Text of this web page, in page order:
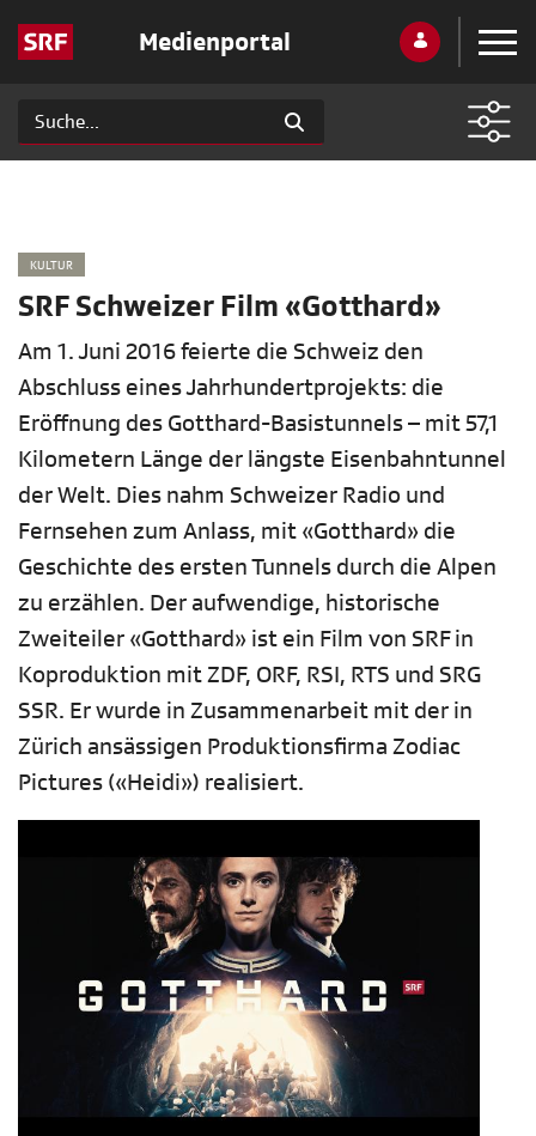
Medienportal
KULTUR
SRF Schweizer Film «Gotthard»
Am 1. Juni 2016 feierte die Schweiz den
Abschluss eines Jahrhundertprojekts: die
Eröffnung des Gotthard-Basistunnels – mit 57,1
Kilometern Länge der längste Eisenbahntunnel
der Welt. Dies nahm Schweizer Radio und
Fernsehen zum Anlass, mit «Gotthard» die
Geschichte des ersten Tunnels durch die Alpen
zu erzählen. Der aufwendige, historische
Zweiteiler «Gotthard» ist ein Film von SRF in
Koproduktion mit ZDF, ORF, RSI, RTS und SRG
SSR. Er wurde in Zusammenarbeit mit der in
Zürich ansässigen Produktionsfirma Zodiac
Pictures («Heidi») realisiert.